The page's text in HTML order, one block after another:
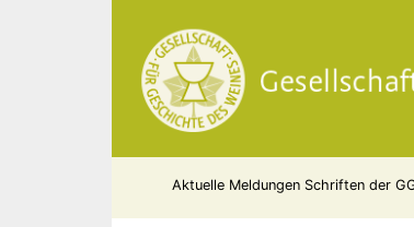
Aktuelle Meldungen Schriften der